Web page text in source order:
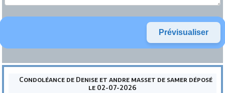
Condoléance de Denise et andre masset de samer déposé
le 02-07-2026